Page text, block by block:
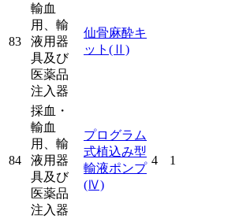
83
輸血
用、輸
液用器
具及び
医薬品
注入器
仙骨麻酔キ
ット (Ⅱ)
84
採血・
輸血
用、輸
液用器
具及び
医薬品
注入器
プログラム
式植込み型
輸液ポンプ
(Ⅳ)
4 1